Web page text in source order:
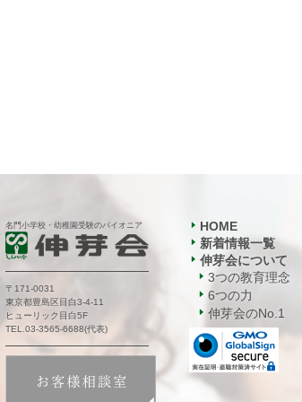
名門小学校・幼稚園受験のパイオニア
〒171-0031
東京都豊島区目白3-4-11
ヒューリック目白5F
TEL.03-3565-6688(代表)
HOME
新着情報一覧
伸芽会について
3つの教育理念
6つの力
伸芽会のNo.1